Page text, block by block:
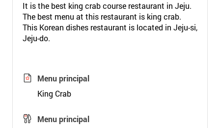
It is the best king crab course restaurant in Jeju.
The best menu at this restaurant is king crab.
This Korean dishes restaurant is located in Jeju-si,
Jeju-do.
Menu principal
King Crab
Menu principal